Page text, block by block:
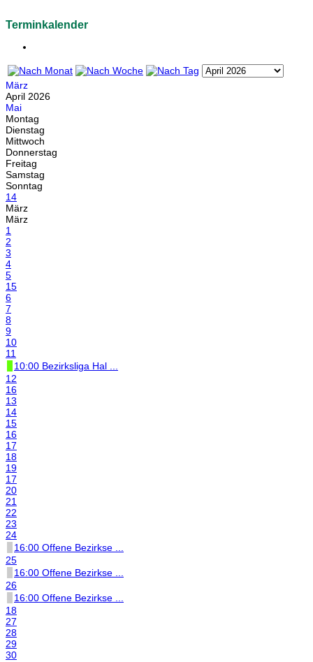
Terminkalender
März
April 2026
Mai
Montag
Dienstag
Mittwoch
Donnerstag
Freitag
Samstag
Sonntag
14
März
März
1
2
3
4
5
15
6
7
8
9
10
11
10:00 Bezirksliga Hal ...
12
16
13
14
15
16
17
18
19
17
20
21
22
23
24
16:00 Offene Bezirkse ...
25
16:00 Offene Bezirkse ...
26
16:00 Offene Bezirkse ...
18
27
28
29
30